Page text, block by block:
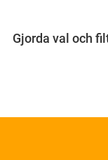
Gjorda val och